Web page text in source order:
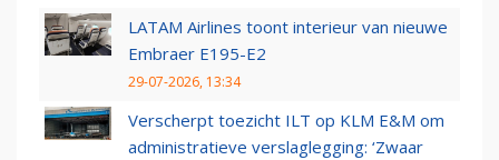
LATAM Airlines toont interieur van nieuwe
Embraer E195-E2
29-07-2026, 13:34
Verscherpt toezicht ILT op KLM E&M om
administratieve verslaglegging: ‘Zwaar